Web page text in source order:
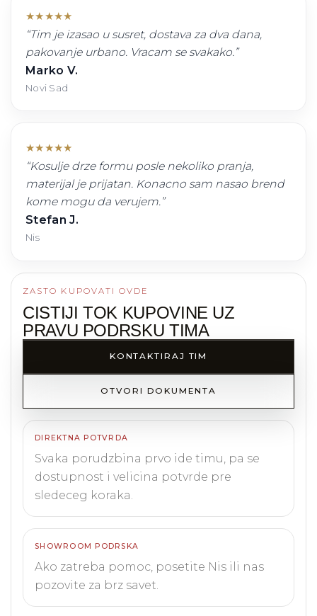
★★★★★
“Tim je izasao u susret, dostava za dva dana,
pakovanje urbano. Vracam se svakako. ”
Marko V.
Novi Sad
★★★★★
“Kosulje drze formu posle nekoliko pranja,
materijal je prijatan. Konacno sam nasao brend
kome mogu da verujem.”
Stefan J.
Nis
ZASTO KUPOVATI OVDE
CISTIJI TOK KUPOVINE UZ
PRAVU PODRSKU TIMA
KONTAKTIRAJ TIM
OTVORI DOKUMENTA
DIREKTNA POTVRDA
Svaka porudzbina prvo ide timu, pa se
dostupnost i velicina potvrde pre
sledeceg koraka.
SHOWROOM PODRSKA
Ako zatreba pomoc, posetite Nis ili nas
pozovite za brz savet.